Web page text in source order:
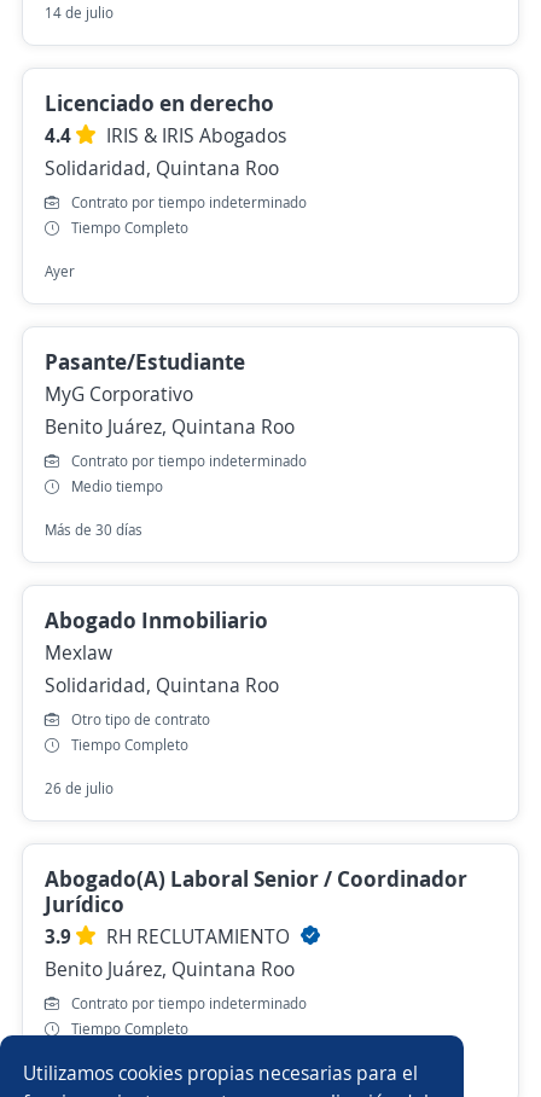
Utilizamos cookies propias necesarias para el
14 de julio
Licenciado en derecho
4.4
IRIS & IRIS Abogados
Solidaridad, Quintana Roo
Contrato por tiempo indeterminado
Tiempo Completo
Ayer
Pasante/Estudiante
MyG Corporativo
Benito Juárez, Quintana Roo
Contrato por tiempo indeterminado
Medio tiempo
Más de 30 días
Abogado Inmobiliario
Mexlaw
Solidaridad, Quintana Roo
Otro tipo de contrato
Tiempo Completo
26 de julio
Abogado(A) Laboral Senior / Coordinador
Jurídico
3.9
RH RECLUTAMIENTO
Benito Juárez, Quintana Roo
Contrato por tiempo indeterminado
Tiempo Completo
Hace 6 días